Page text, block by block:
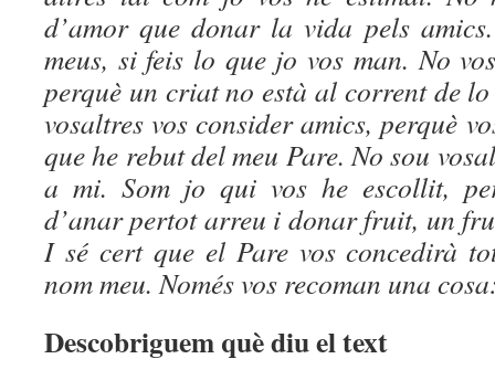
d’amor que donar la vida pels
meus, si feis lo que jo vos man. No
perquè un criat no està al corrent de
vosaltres vos consider amics, perquè
que he rebut del meu Pare. No sou
a mi. Som jo qui vos he escollit,
d’anar pertot arreu i donar fruit, un
I sé cert que el Pare vos concedirà
nom meu. Només vos recoman una
Descobriguem què diu el text